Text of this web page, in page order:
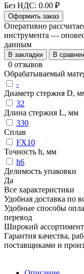
Без НДС: 0.00 ₽
Оформить заказ
Оперативно
инструмента —
данным
В закладки В
0 отзывов
Обрабатываемый
-
Диаметр стержня D,
32
Длина стержня L, мм
330
Сплав
FX10
Точность h, мм
h6
Делимость упаковки
Да
Все характеристики
Удобная доставка по
Удобные способы
перевод
Широкий
Гарантия качества,
поставщиками и